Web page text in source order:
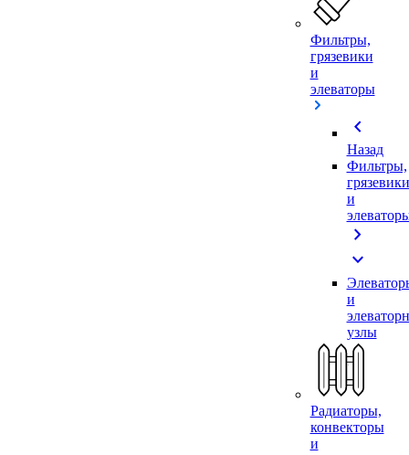
Фильтры,
грязевики
и
элеваторы
chevron_left
Назад
Фильтры,
грязевики
и
chevron_right
expand_more
и
узлы
Радиаторы,
конвекторы
и